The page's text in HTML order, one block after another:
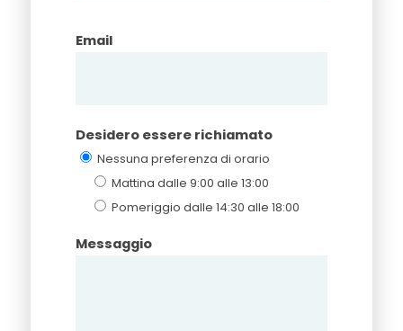
Email
Desidero essere richiamato
Nessuna preferenza di orario
Mattina dalle 9:00 alle 13:00
Pomeriggio dalle 14:30 alle 18:00
Messaggio